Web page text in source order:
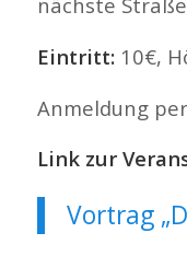
Eintritt:10€,
Anmeldung
Link zur
Vortrag